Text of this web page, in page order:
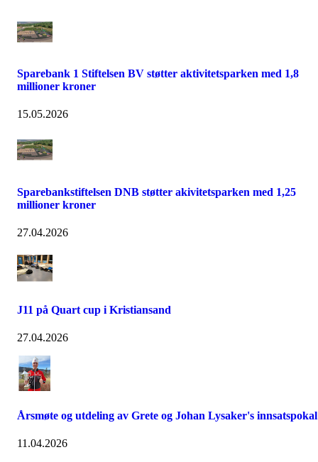
Sparebank 1 Stiftelsen BV støtter aktivitetsparken med 1,8
millioner kroner
15.05.2026
Sparebankstiftelsen DNB støtter akivitetsparken med 1,25
millioner kroner
27.04.2026
J11 på Quart cup i Kristiansand
27.04.2026
Årsmøte og utdeling av Grete og Johan Lysaker's innsatspokal
11.04.2026